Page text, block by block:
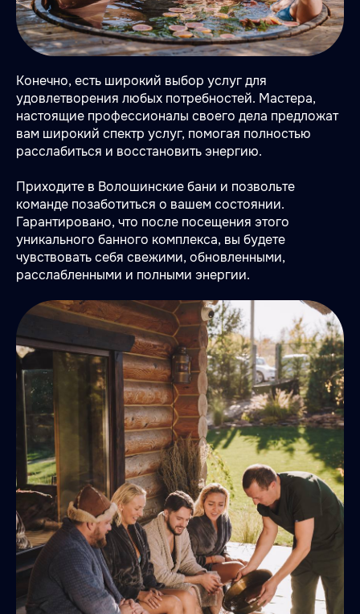
Конечно, есть широкий выбор услуг для
удовлетворения любых потребностей. Мастера,
настоящие профессионалы своего дела предложат
вам широкий спектр услуг, помогая полностью
расслабиться и восстановить энергию.
Приходите в Волошинские бани и позвольте
команде позаботиться о вашем состоянии.
Гарантировано, что после посещения этого
уникального банного комплекса, вы будете
чувствовать себя свежими, обновленными,
расслабленными и полными энергии.